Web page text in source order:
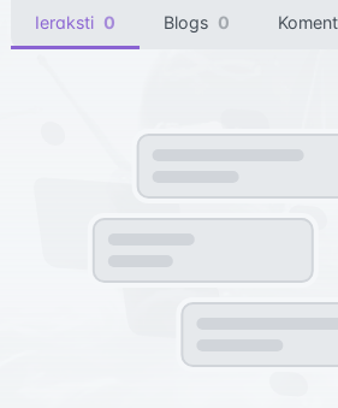
Ieraksti 0 Blogs 0